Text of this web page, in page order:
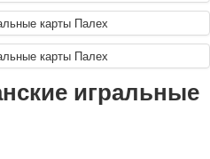
игральные